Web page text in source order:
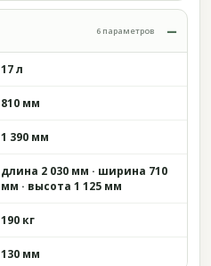
6 параметров
17 л
810 мм
1 390 мм
длина 2 030 мм · ширина 710
мм · высота 1 125 мм
190 кг
130 мм